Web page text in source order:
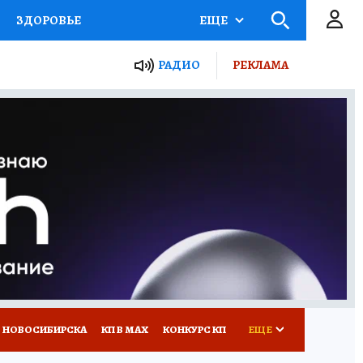
ЗДОРОВЬЕ
Я ЗНАЮ СЕМЬЯ
ЕЩЕ
РАДИО РЕКЛАМА
КП В МАХ КОНКУРС КП ЕЩЕ